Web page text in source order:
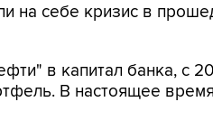
на себе кризис в
в капитал банка, с
В настоящее